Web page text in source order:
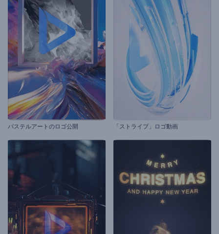
パステルアートのロゴ公開 「ストライプ」ロゴ動画